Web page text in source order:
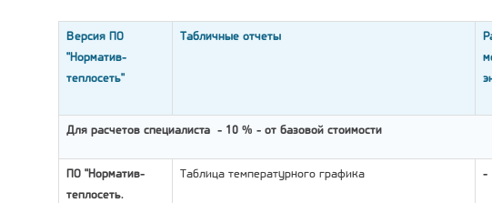
Версия ПО
"Норматив-
теплосеть"
Табличные отчеты
Для расчетов специалиста - 10 % - от базовой стоимости
ПО "Норматив-
теплосеть.
Таблица температурного графика -